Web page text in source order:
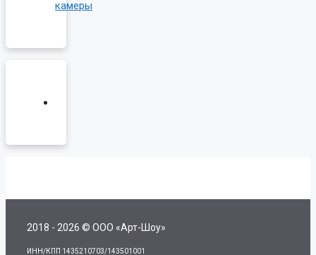
камеры
2018 - 2026 © ООО «Арт-Шоу»
ИНН/КПП 1435210703/143501001